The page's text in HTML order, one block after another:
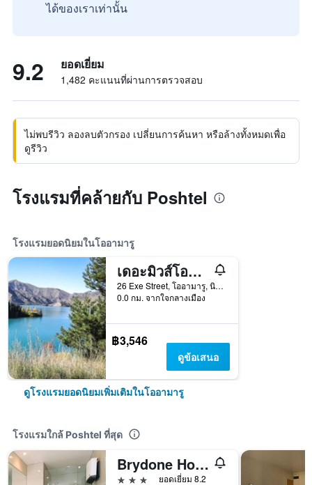
ได้ของเราเท่านั้น
9.2 ยอดเยี่ยม
1,482 คะแนนที่ผ่านการตรวจสอบ
ไม่พบรีวิว ลองลบตัวกรอง เปลี่ยนการค้นหา หรือล้างทั้งหมดเพื่อ
ดูรีวิว
โรงแรมที่คล้ายกับ Poshtel
โรงแรมยอดนิยมในโออามารู
เดอะมิวส์โอมารู
26 Exe Street, โออามารู, นิวซีแลนด์
0.0 กม. จากใจกลางเมือง
฿3,546
ดูข้อเสนอ
ดูโรงแรมยอดนิยมเพิ่มเติมในโออามารู
โรงแรมใกล้ Poshtel ที่สุด
Brydone Hotel Oamaru
3 ดาว
ยอดเยี่ยม 8.2